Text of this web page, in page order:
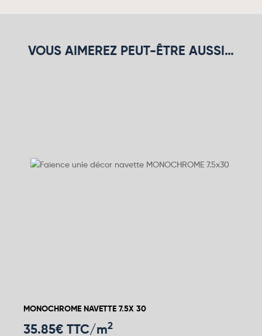
VOUS AIMEREZ PEUT-ÊTRE AUSSI…
MONOCHROME NAVETTE 7.5X 30
35.85€ TTC/m2